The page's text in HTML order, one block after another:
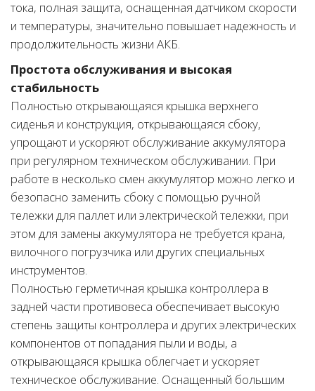
тока, полная защита, оснащенная датчиком скорости
и температуры, значительно повышает надежность и
продолжительность жизни АКБ.
Простота обслуживания и высокая
стабильность
Полностью открывающаяся крышка верхнего
сиденья и конструкция, открывающаяся сбоку,
упрощают и ускоряют обслуживание аккумулятора
при регулярном техническом обслуживании. При
работе в несколько смен аккумулятор можно легко и
безопасно заменить сбоку с помощью ручной
тележки для паллет или электрической тележки, при
этом для замены аккумулятора не требуется крана,
вилочного погрузчика или других специальных
инструментов.
Полностью герметичная крышка контроллера в
задней части противовеса обеспечивает высокую
степень защиты контроллера и других электрических
компонентов от попадания пыли и воды, а
открывающаяся крышка облегчает и ускоряет
техническое обслуживание. Оснащенный большим